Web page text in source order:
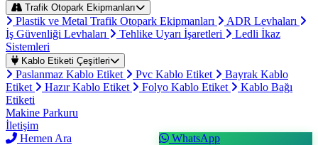
Trafik Otopark Ekipmanları
Plastik ve Metal Trafik Otopark Ekipmanları
ADR Levhaları
İş Güvenliği Levhaları
Tehlike Uyarı İşaretleri
Ledli İkaz
Sistemleri
Kablo Etiketi Çeşitleri
Paslanmaz Kablo Etiket Pvc Kablo Etiket
Bayrak Kablo
Etiket
Hazır Kablo Etiket Folyo Kablo Etiket
Kablo Bağı
Etiketi
Makine Parkuru
İletişim
Hemen Ara
WhatsApp